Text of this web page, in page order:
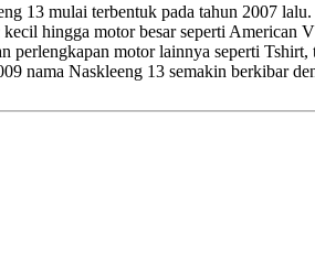
13 mulai terbentuk pada tahun 2007
hingga motor besar seperti American
perlengkapan motor lainnya seperti
nama Naskleeng 13 semakin berkibar